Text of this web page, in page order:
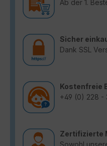
Ab der 1.
Sicher
Dank SSL
Kostenfreie
+49 (0) 228 -
Zertifizierte
Sowohl